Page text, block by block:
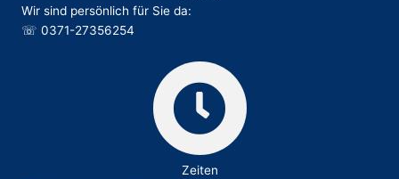
Wir sind persönlich für Sie da:
☏ 0371-27356254
Zeiten